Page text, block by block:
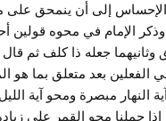
إلى أن ينمحق على
وذكر الإمام في محوه قولين
وثانيهما جعله ذا كلف ثم
الفعلين بعد متعلق بما هو
النهار مبصرة ومحو آية
حملنا محو القمر على